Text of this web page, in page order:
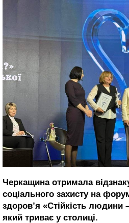
Черкащина отримала
соціального захисту на
здоров’я «Стійкість людини
який триває у столиці.